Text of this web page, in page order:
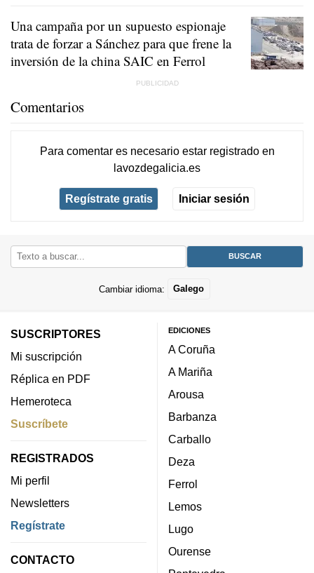
Una campaña por un supuesto espionaje
trata de forzar a Sánchez para que frene la
inversión de la china SAIC en Ferrol
Comentarios
Para comentar es necesario estar registradoen
lavozdegalicia.es
Regístrate gratis Iniciar sesión
Cambiar idioma: Galego
SUSCRIPTORES
Mi suscripción
Réplica en PDF
Hemeroteca
Suscríbete
REGISTRADOS
Mi perfil
Newsletters
Regístrate
CONTACTO
EDICIONES
A Coruña
A Mariña
Arousa
Barbanza
Carballo
Deza
Ferrol
Lemos
Lugo
Ourense